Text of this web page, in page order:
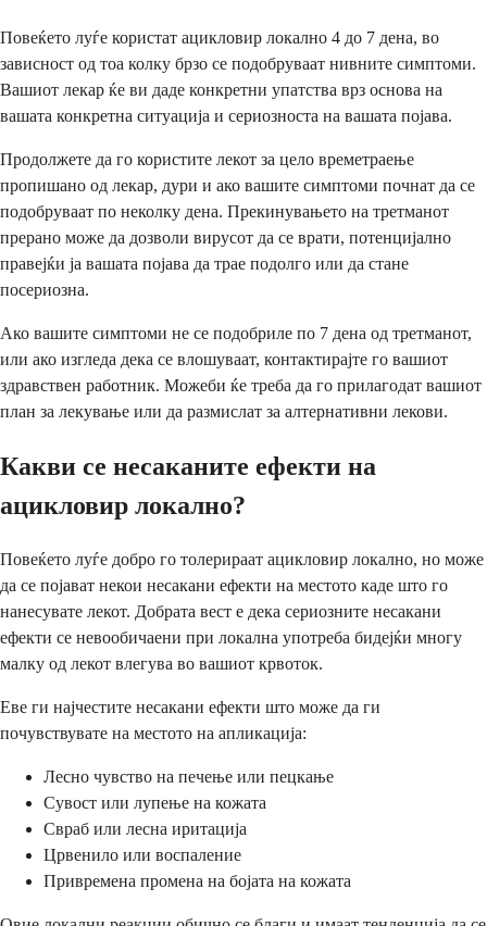
Повеќето луѓе користат ацикловир локално 4 до 7 дена, во
зависност од тоа колку брзо се подобруваат нивните симптоми.
Вашиот лекар ќе ви даде конкретни упатства врз основа на
вашата конкретна ситуација и сериозноста на вашата појава.
Продолжете да го користите лекот за цело времетраење
пропишано од лекар, дури и ако вашите симптоми почнат да се
подобруваат по неколку дена. Прекинувањето на третманот
прерано може да дозволи вирусот да се врати, потенцијално
правејќи ја вашата појава да трае подолго или да стане
посериозна.
Ако вашите симптоми не се подобриле по 7 дена од третманот,
или ако изгледа дека се влошуваат, контактирајте го вашиот
здравствен работник. Можеби ќе треба да го прилагодат вашиот
план за лекување или да размислат за алтернативни лекови.
Какви се несаканите ефекти на
ацикловир локално?
Повеќето луѓе добро го толерираат ацикловир локално, но може
да се појават некои несакани ефекти на местото каде што го
нанесувате лекот. Добрата вест е дека сериозните несакани
ефекти се невообичаени при локална употреба бидејќи многу
малку од лекот влегува во вашиот крвоток.
Еве ги најчестите несакани ефекти што може да ги
почувствувате на местото на апликација:
Лесно чувство на печење или пецкање
Сувост или лупење на кожата
Свраб или лесна иритација
Црвенило или воспаление
Привремена промена на бојата на кожата